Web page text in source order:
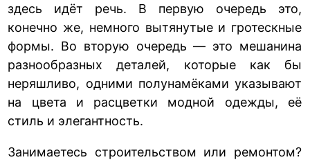
здесь идёт речь. В первую очередь это,
конечно же, немного вытянутые и гротескные
формы. Во вторую очередь — это мешанина
разнообразных деталей, которые как бы
неряшливо, одними полунамёками указывают
на цвета и расцветки модной одежды, её
стиль и элегантность.
Занимаетесь строительством или ремонтом?